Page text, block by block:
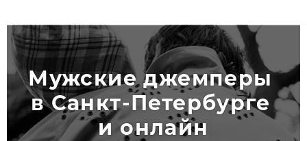
Мужские джемперы
в Санкт-Петербурге
и онлайн